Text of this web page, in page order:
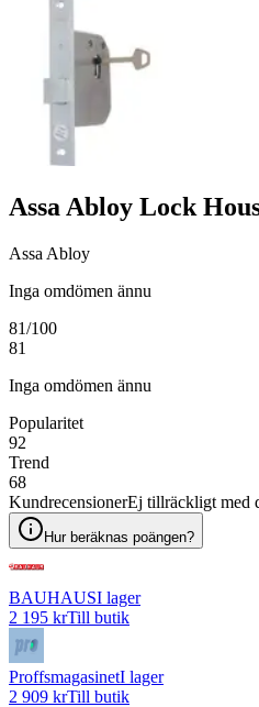
Assa Abloy Lock
Assa Abloy
Inga omdömen ännu
81/100
81
Inga omdömen ännu
Popularitet
92
Trend
68
KundrecensionerEj tillräckligt med
Hur beräknas poängen?
BAUHAUSI lager
2 195 krTill butik
ProffsmagasinetI lager
2 909 krTill butik